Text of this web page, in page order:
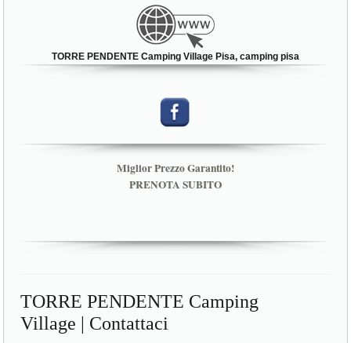
TORRE PENDENTE Camping Village Pisa, camping pisa
Miglior Prezzo Garantito!
PRENOTA SUBITO
TORRE PENDENTE Camping
Village | Contattaci